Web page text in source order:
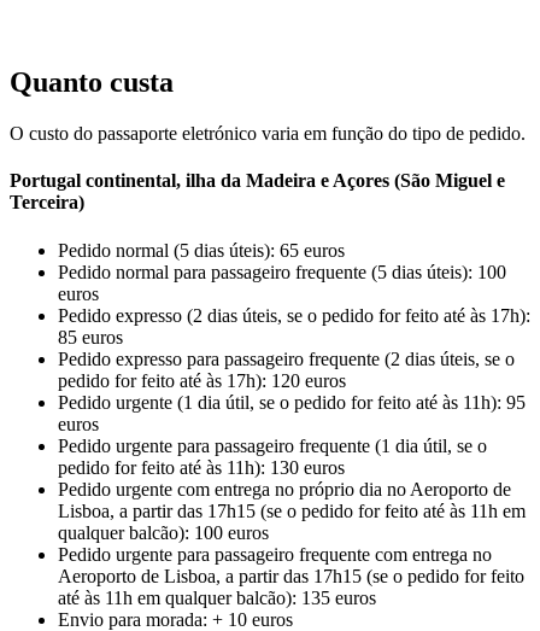
Quanto custa
O custo do passaporte eletrónico varia em função do tipo de pedido.
Portugal continental, ilha da Madeira e Açores (São Miguel e
Terceira)
Pedido normal (5 dias úteis): 65 euros
Pedido normal para passageiro frequente (5 dias úteis): 100
euros
Pedido expresso (2 dias úteis, se o pedido for feito até às 17h):
85 euros
Pedido expresso para passageiro frequente (2 dias úteis, se o
pedido for feito até às 17h): 120 euros
Pedido urgente (1 dia útil, se o pedido for feito até às 11h): 95
euros
Pedido urgente para passageiro frequente (1 dia útil, se o
pedido for feito até às 11h): 130 euros
Pedido urgente com entrega no próprio dia no Aeroporto de
Lisboa, a partir das 17h15 (se o pedido for feito até às 11h em
qualquer balcão): 100 euros
Pedido urgente para passageiro frequente com entrega no
Aeroporto de Lisboa, a partir das 17h15 (se o pedido for feito
até às 11h em qualquer balcão): 135 euros
Envio para morada: + 10 euros